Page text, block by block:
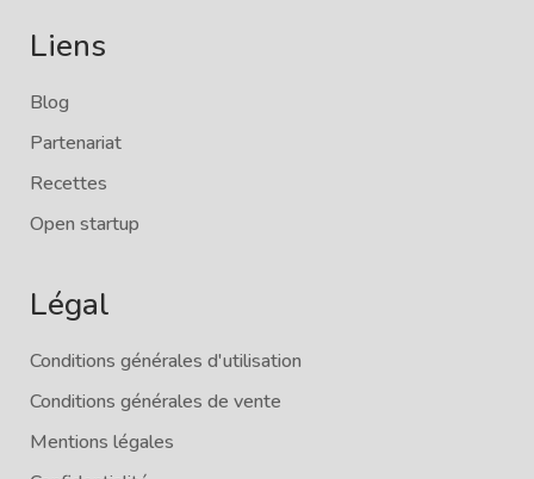
Liens
Blog
Partenariat
Recettes
Open startup
Légal
Conditions générales d'utilisation
Conditions générales de vente
Mentions légales